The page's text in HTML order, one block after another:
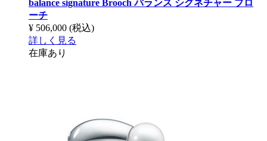
balance signature Broochバランス シグネチャー ブロ
ーチ
¥ 506,000 (税込)
詳しく見る
在庫あり